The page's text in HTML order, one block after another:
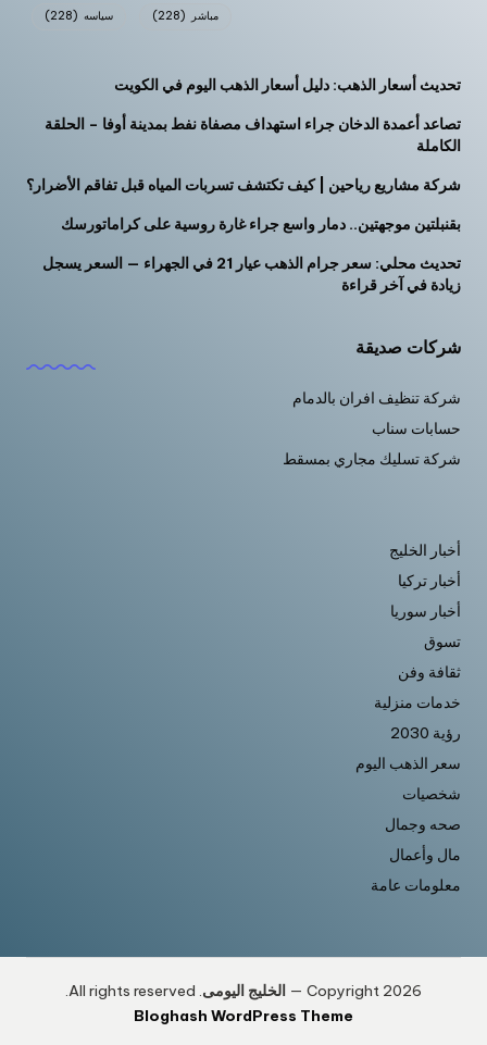
سياسه (228) مباشر (228)
تحديث أسعار الذهب: دليل أسعار الذهب اليوم في الكويت
تصاعد أعمدة الدخان جراء استهداف مصفاة نفط بمدينة أوفا – الحلقة
الكاملة
شركة مشاريع رياحين | كيف تكتشف تسربات المياه قبل تفاقم الأضرار؟
بقنبلتين موجهتين.. دمار واسع جراء غارة روسية على كراماتورسك
تحديث محلي: سعر جرام الذهب عيار 21 في الجهراء — السعر يسجل
زيادة في آخر قراءة
شركات صديقة
شركة تنظيف افران بالدمام
حسابات سناب
شركة تسليك مجاري بمسقط
أخبار الخليج
أخبار تركيا
أخبار سوريا
تسوق
ثقافة وفن
خدمات منزلية
رؤية 2030
سعر الذهب اليوم
شخصيات
صحه وجمال
مال وأعمال
معلومات عامة
Copyright 2026 — الخليج اليومى. All rights reserved.
Bloghash WordPress Theme